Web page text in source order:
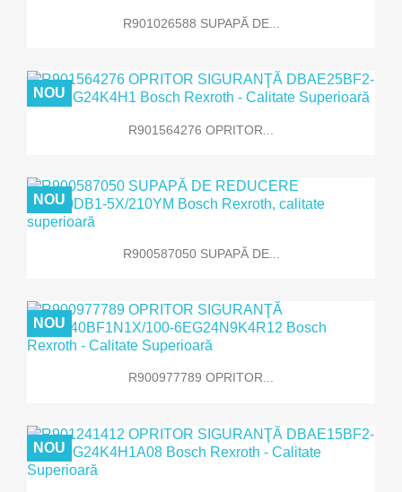
R901026588 SUPAPĂ DE...
R901564276 OPRITOR...
NOU
R900587050 SUPAPĂ DE...
NOU
R900977789 OPRITOR...
NOU
NOU